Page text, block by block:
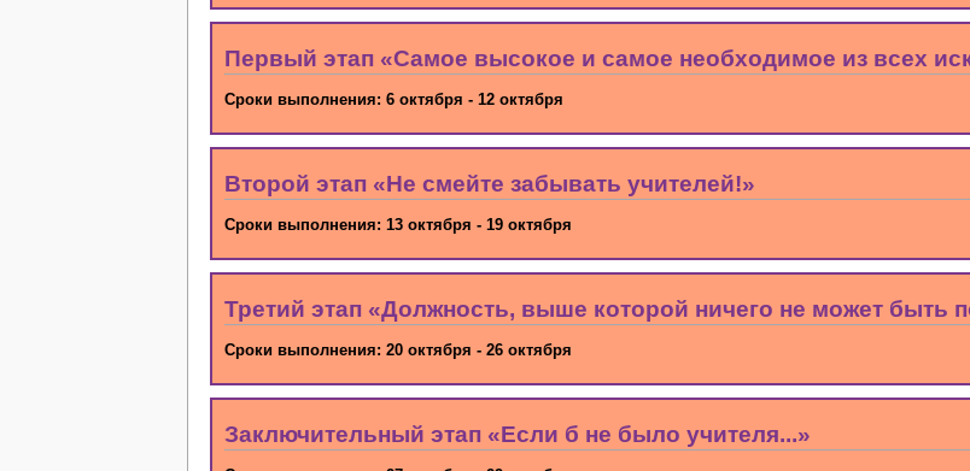
Первый этап «Cамое высокое и самое необходимое из всех
Сроки выполнения: 6 октября - 12 октября
Второй этап «Не смейте забывать учителей!»
Сроки выполнения: 13 октября - 19 октября
Третий этап «Должность, выше которой ничего не может быть
Сроки выполнения: 20 октября - 26 октября
Заключительный этап «Если б не было учителя...»